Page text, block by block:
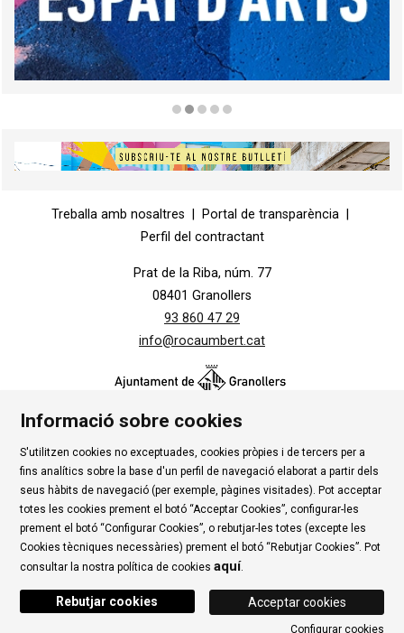
Treballa amb nosaltres
Portal de transparència
Perfil del contractant
Prat de la Riba, núm. 77
08401 Granollers
93 860 47 29
info@rocaumbert.cat
Contacte | Instància Genèrica | Alta Tercers
|
Ús de Cookies
| Política de privadesa | Avís Legal
|
Condicions d'ús Roca Umbert
Link a rssLink a instagramLink a youtubeLink a twitter
Link
Informació sobre cookies
S'utilitzen cookies no exceptuades, cookies pròpies i de tercers per a
fins analítics sobre la base d'un perfil de navegació elaborat a partir dels
seus hàbits de navegació (per exemple, pàgines visitades). Pot acceptar
totes les cookies prement el botó “Acceptar Cookies”, configurar-les
prement el botó “Configurar Cookies”, o rebutjar-les totes (excepte les
Cookies tècniques necessàries) prement el botó “Rebutjar Cookies”. Pot
consultar la nostra política de cookies aquí.
Acceptar cookies
Rebutjar cookies
Configurar cookies